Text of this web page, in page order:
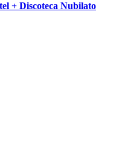
+ Discoteca Nubilato